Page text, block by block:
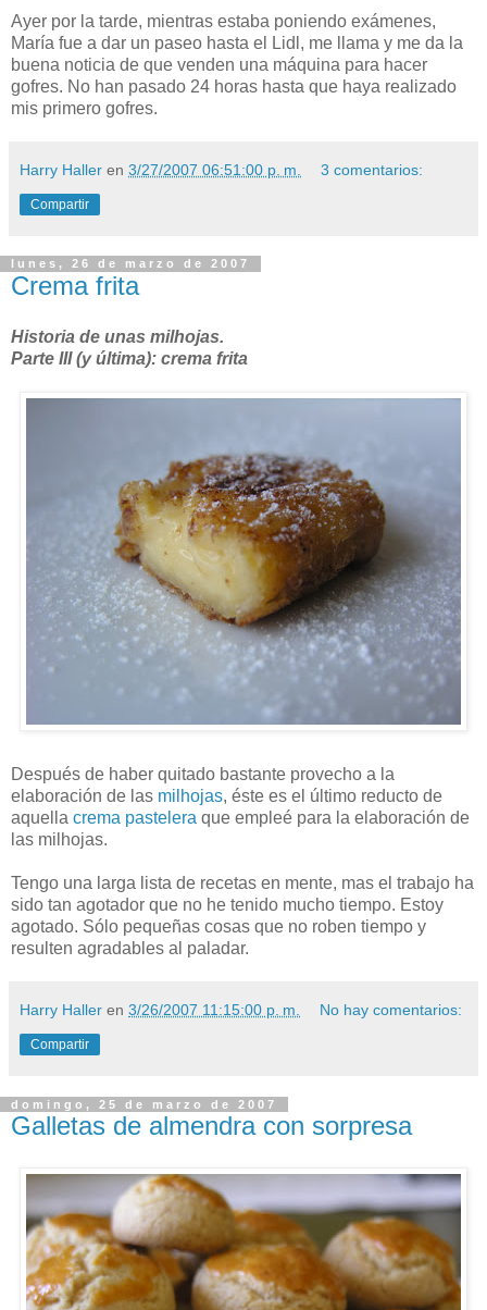
Ayer por la tarde, mientras estaba poniendo exámenes,
María fue a dar un paseo hasta el Lidl, me llama y me da la
buena noticia de que venden una máquina para hacer
gofres. No han pasado 24 horas hasta que haya realizado
mis primero gofres.
Harry Haller en 3/27/2007 06:51:00 p. m. 3 comentarios:
Compartir
lunes, 26 de marzo de 2007
Crema frita
Historia de unas milhojas.
Parte III (y última): crema frita
Después de haber quitado bastante provecho a la
elaboración de las milhojas, éste es el último reducto de
aquella crema pastelera que empleé para la elaboración de
las milhojas.
Tengo una larga lista de recetas en mente, mas el trabajo ha
sido tan agotador que no he tenido mucho tiempo. Estoy
agotado. Sólo pequeñas cosas que no roben tiempo y
resulten agradables al paladar.
Harry Haller en 3/26/2007 11:15:00 p. m. No hay comentarios:
Compartir
domingo, 25 de marzo de 2007
Galletas de almendra con sorpresa